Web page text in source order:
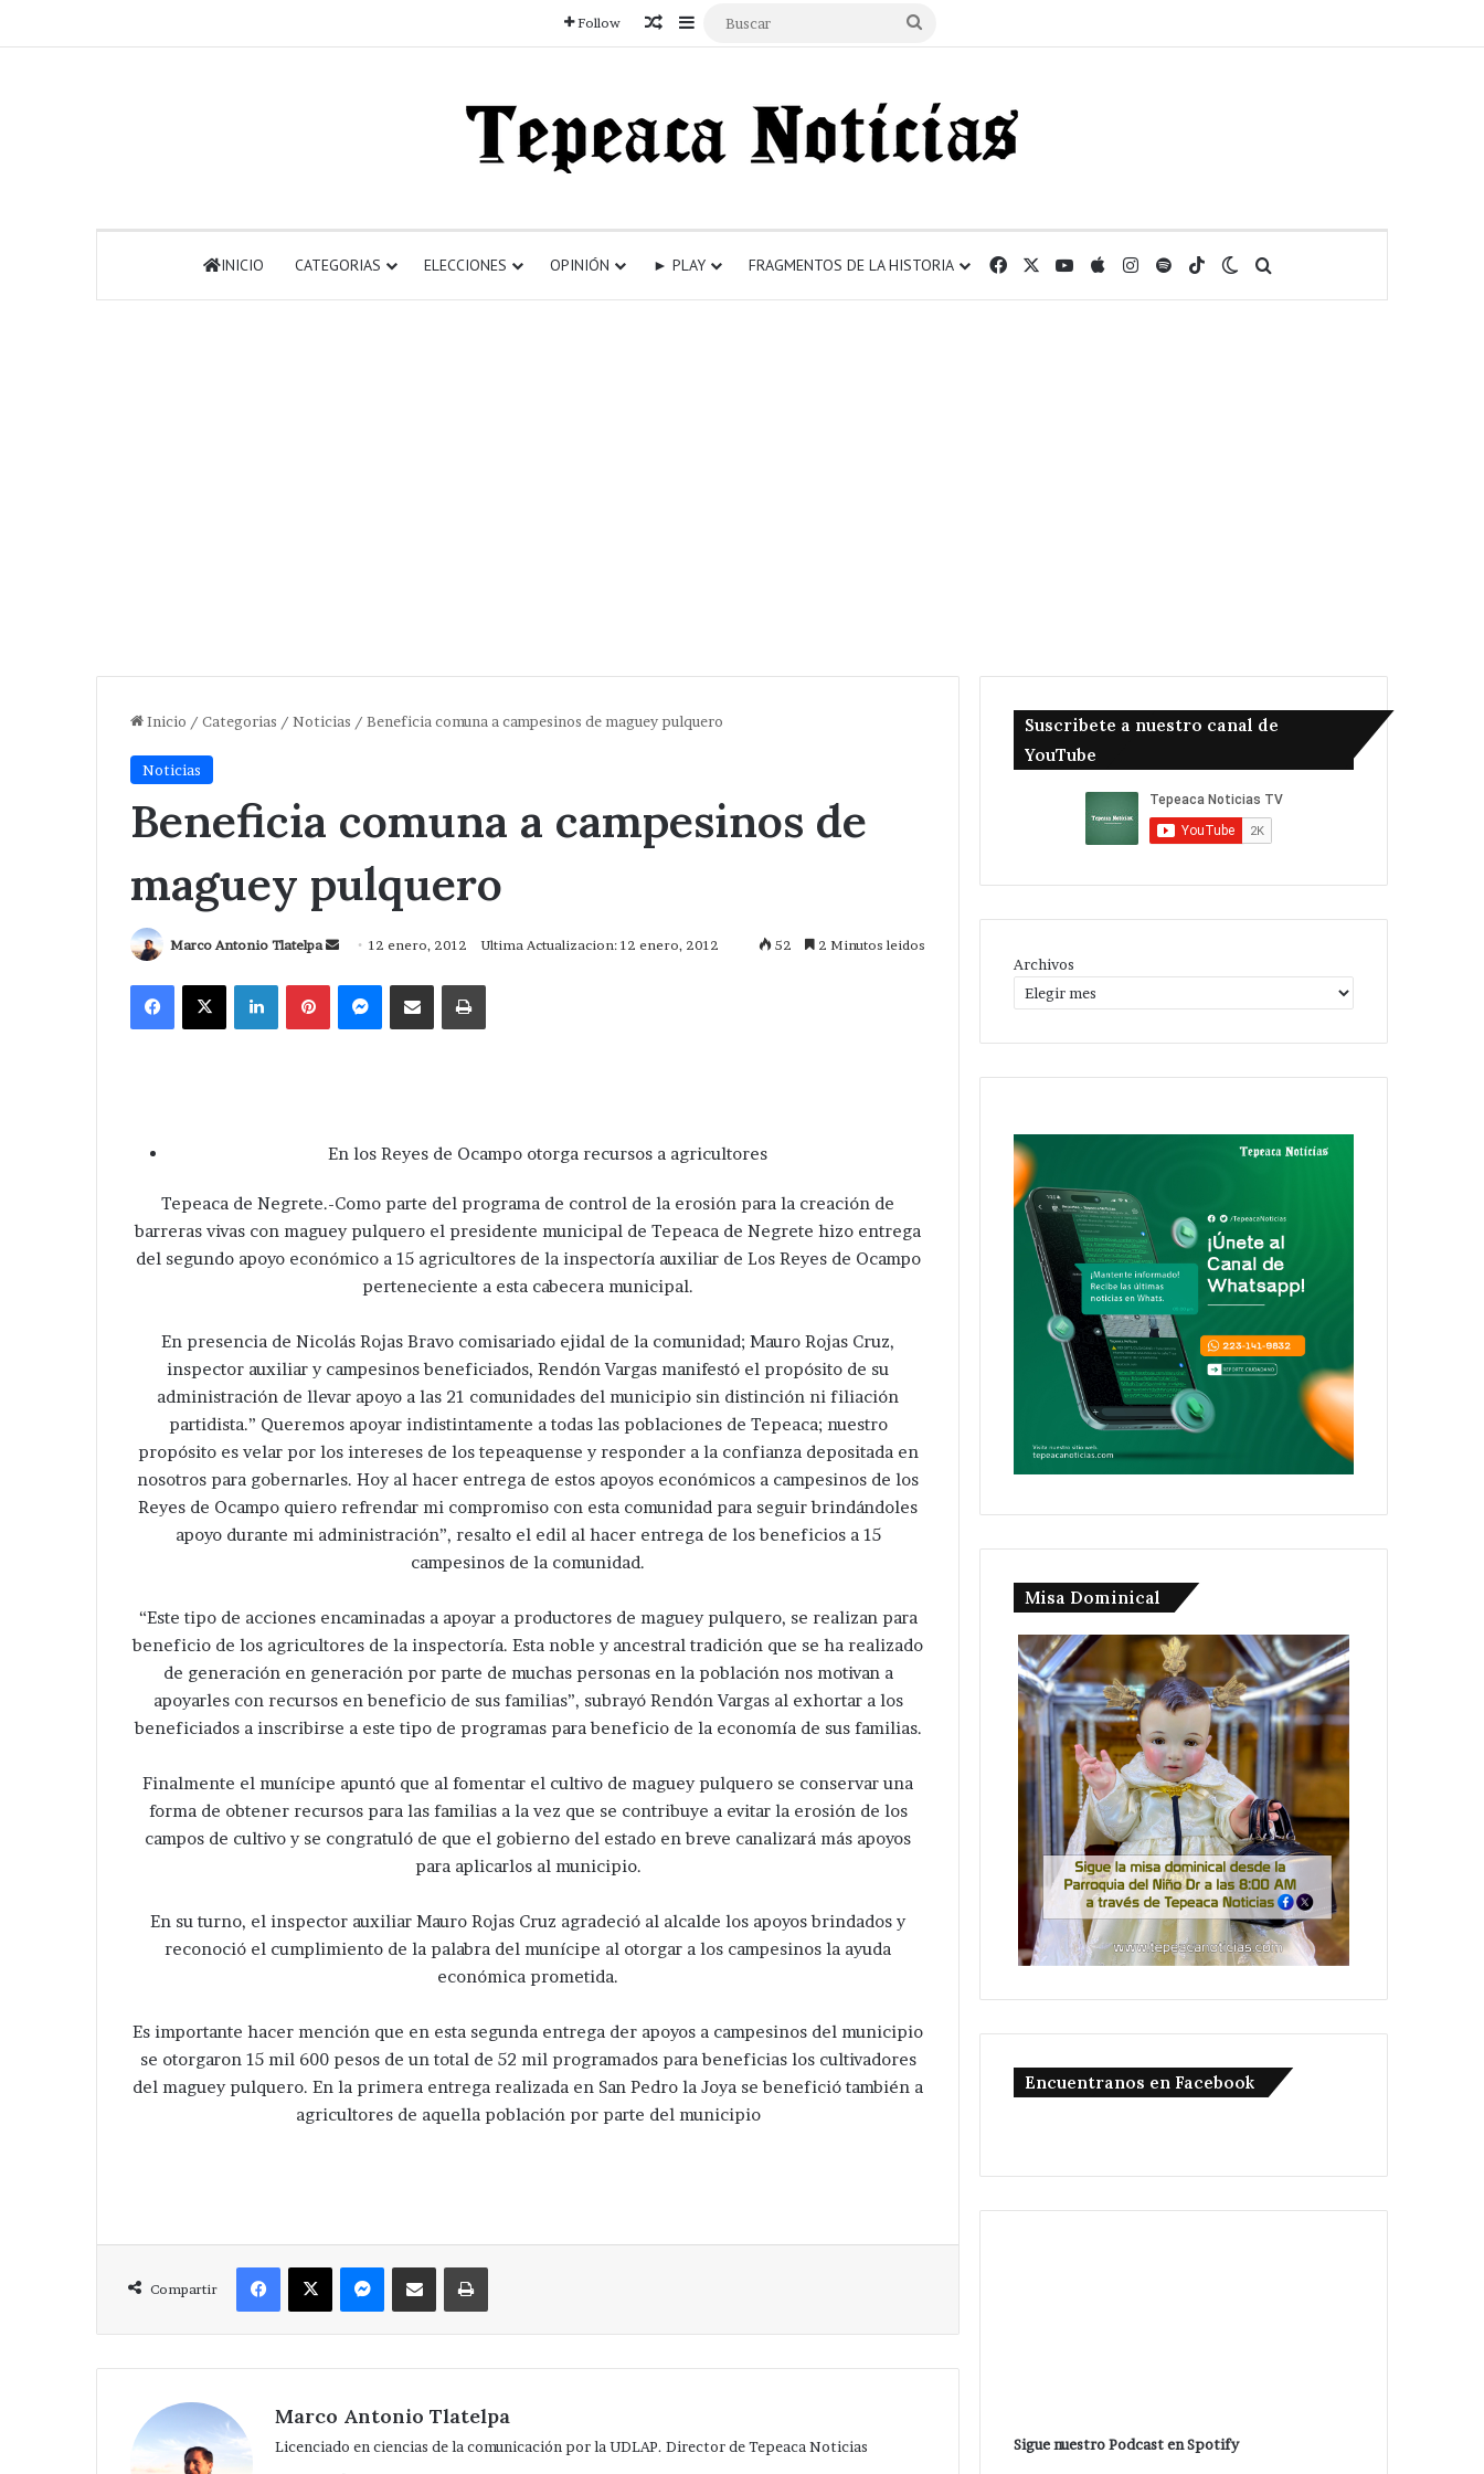
Follow Articulo aleatorio
Sidebar
INICIO CATEGORIAS ELECCIONES OPINIÓN ► PLAY FRAGMENTOS DE LA HISTORIA FacebookYouTube
AppleInstagram
SpotifyTikTokSwitch skin
Inicio / Categorias / Noticias / Beneficia comuna a campesinos de maguey pulquero
Noticias
Beneficia comuna a campesinos de
maguey pulquero
Marco Antonio Tlatelpa
Send
email
12 enero, 2012 Ultima Actualizacion: 12 enero, 2012 52 2 Minutos leidos
Facebook
X LinkedInPinterestMessengerCompartir via CorreoImprimir
En los Reyes de Ocampo otorga recursos a agricultores
Tepeaca de Negrete.-Como parte del programa de control de la erosión para la creación de
barreras vivas con maguey pulquero el presidente municipal de Tepeaca de Negrete hizo entrega
del segundo apoyo económico a 15 agricultores de la inspectoría auxiliar de Los Reyes de Ocampo
perteneciente a esta cabecera municipal.
En presencia de Nicolás Rojas Bravo comisariado ejidal de la comunidad; Mauro Rojas Cruz,
inspector auxiliar y campesinos beneficiados, Rendón Vargas manifestó el propósito de su
administración de llevar apoyo a las 21 comunidades del municipio sin distinción ni filiación
partidista.” Queremos apoyar indistintamente a todas las poblaciones de Tepeaca; nuestro
propósito es velar por los intereses de los tepeaquense y responder a la confianza depositada en
nosotros para gobernarles. Hoy al hacer entrega de estos apoyos económicos a campesinos de los
Reyes de Ocampo quiero refrendar mi compromiso con esta comunidad para seguir brindándoles
apoyo durante mi administración”, resalto el edil al hacer entrega de los beneficios a 15
campesinos de la comunidad.
“Este tipo de acciones encaminadas a apoyar a productores de maguey pulquero, se realizan para
beneficio de los agricultores de la inspectoría. Esta noble y ancestral tradición que se ha realizado
de generación en generación por parte de muchas personas en la población nos motivan a
apoyarles con recursos en beneficio de sus familias”, subrayó Rendón Vargas al exhortar a los
beneficiados a inscribirse a este tipo de programas para beneficio de la economía de sus familias.
Finalmente el munícipe apuntó que al fomentar el cultivo de maguey pulquero se conservar una
forma de obtener recursos para las familias a la vez que se contribuye a evitar la erosión de los
campos de cultivo y se congratuló de que el gobierno del estado en breve canalizará más apoyos
para aplicarlos al municipio.
En su turno, el inspector auxiliar Mauro Rojas Cruz agradeció al alcalde los apoyos brindados y
reconoció el cumplimiento de la palabra del munícipe al otorgar a los campesinos la ayuda
económica prometida.
Es importante hacer mención que en esta segunda entrega der apoyos a campesinos del municipio
se otorgaron 15 mil 600 pesos de un total de 52 mil programados para beneficias los cultivadores
del maguey pulquero. En la primera entrega realizada en San Pedro la Joya se benefició también a
agricultores de aquella población por parte del municipio
Compartir
Facebook
X MessengerCompartir via CorreoImprimir
Marco Antonio Tlatelpa
Licenciado en ciencias de la comunicación por la UDLAP. Director de Tepeaca Noticias
Suscribete a nuestro canal de
YouTube
Archivos
Misa Dominical
Encuentranos en Facebook
Sigue nuestro Podcast en Spotify